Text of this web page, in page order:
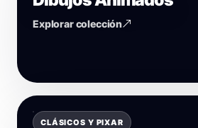
Explorar colección
CLÁSICOS Y PIXAR